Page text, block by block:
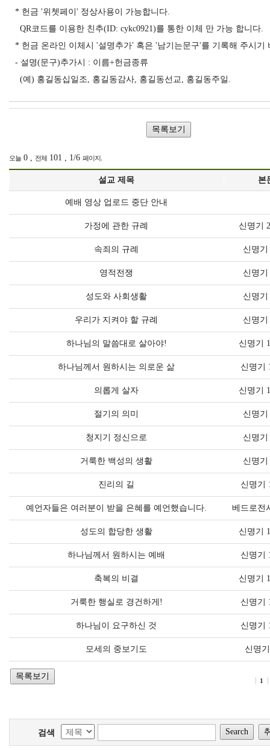
* 헌금 '위쳇페이' 정상사용이 가능합니다.
QR코드를 이용한 친추(ID: cykc0921)를 통한 이체 만 가능 합니다.
* 헌금 온라인 이체시 '설명추가' 혹은 '남기는문구'를 기록해 주시기
- 설명(문구)추가시 : 이름+헌금종류
(예) 홍길동십일조, 홍길동감사, 홍길동선교, 홍길동주일.
오늘0 , 전체 101 , 1/6 페이지
설교 제목 본
예배 영상 업로드 중단 안내
가정에 관한 규례 신명기
속죄의 규례 신명기
영적전쟁 신명기
성도와 사회생활 신명기
우리가 지켜야 할 규례 신명기
하나님의 말씀대로 살아야! 신명기
하나님께서 원하시는 의로운 삶 신명기
의롭게 살자 신명기
절기의 의미 신명기
청지기 정신으로 신명기
거룩한 백성의 생활 신명기
진리의 길 신명기
예언자들은 여러분이 받을 은혜를 예언했습니다. 베드로전
성도의 합당한 생활 신명기
하나님께서 원하시는 예배 신명기
축복의 비결 신명기
거룩한 행실로 경건하게! 신명기
하나님이 요구하신 것 신명기
모세의 중보기도 신명
1
검색